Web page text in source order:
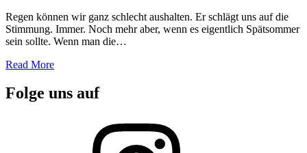
Regen können wir ganz schlecht aushalten. Er schlägt uns auf die
Stimmung. Immer. Noch mehr aber, wenn es eigentlich Spätsommer
sein sollte. Wenn man die…
Read More
Folge uns auf